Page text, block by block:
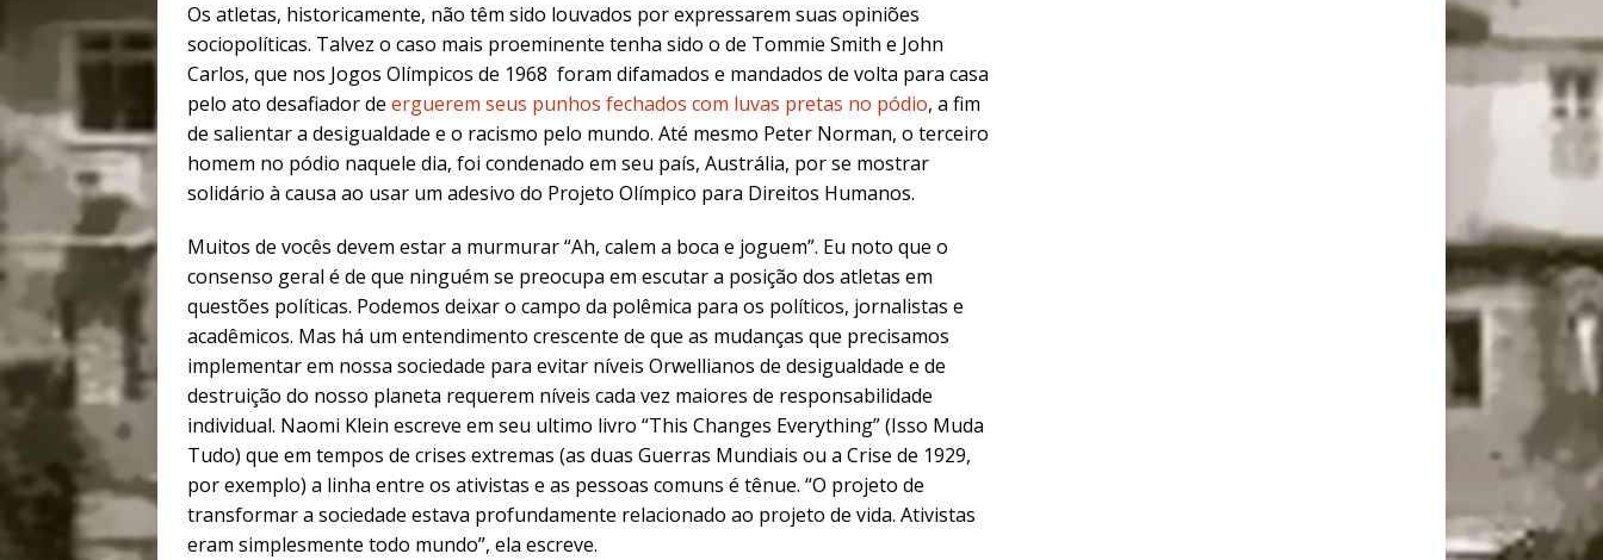
Os atletas, historicamente, não têm sido louvados por expressarem suas opiniões
sociopolíticas. Talvez o caso mais proeminente tenha sido o de Tommie Smith e John
Carlos, que nos Jogos Olímpicos de 1968 foram difamados e mandados de volta para casa
pelo ato desafiador de erguerem seus punhos fechados com luvas pretas no pódio, a fim
de salientar a desigualdade e o racismo pelo mundo. Até mesmo Peter Norman, o terceiro
homem no pódio naquele dia, foi condenado em seu país, Austrália, por se mostrar
solidário à causa ao usar um adesivo do Projeto Olímpico para Direitos Humanos.
Muitos de vocês devem estar a murmurar “Ah, calem a boca e joguem”. Eu noto que o
consenso geral é de que ninguém se preocupa em escutar a posição dos atletas em
questões políticas. Podemos deixar o campo da polêmica para os políticos, jornalistas e
acadêmicos. Mas há um entendimento crescente de que as mudanças que precisamos
implementar em nossa sociedade para evitar níveis Orwellianos de desigualdade e de
destruição do nosso planeta requerem níveis cada vez maiores de responsabilidade
individual. Naomi Klein escreve em seu ultimo livro “This Changes Everything” (Isso Muda
Tudo) que em tempos de crises extremas (as duas Guerras Mundiais ou a Crise de 1929,
por exemplo) a linha entre os ativistas e as pessoas comuns é tênue. “O projeto de
transformar a sociedade estava profundamente relacionado ao projeto de vida. Ativistas
eram simplesmente todo mundo”, ela escreve.